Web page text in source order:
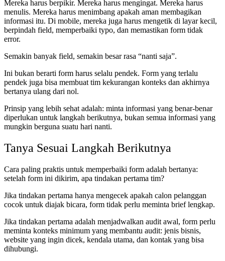
Mereka harus berpikir. Mereka harus mengingat. Mereka harus
menulis. Mereka harus menimbang apakah aman membagikan
informasi itu. Di mobile, mereka juga harus mengetik di layar kecil,
berpindah field, memperbaiki typo, dan memastikan form tidak
error.
Semakin banyak field, semakin besar rasa “nanti saja”.
Ini bukan berarti form harus selalu pendek. Form yang terlalu
pendek juga bisa membuat tim kekurangan konteks dan akhirnya
bertanya ulang dari nol.
Prinsip yang lebih sehat adalah: minta informasi yang benar-benar
diperlukan untuk langkah berikutnya, bukan semua informasi yang
mungkin berguna suatu hari nanti.
Tanya Sesuai Langkah Berikutnya
Cara paling praktis untuk memperbaiki form adalah bertanya:
setelah form ini dikirim, apa tindakan pertama tim?
Jika tindakan pertama hanya mengecek apakah calon pelanggan
cocok untuk diajak bicara, form tidak perlu meminta brief lengkap.
Jika tindakan pertama adalah menjadwalkan audit awal, form perlu
meminta konteks minimum yang membantu audit: jenis bisnis,
website yang ingin dicek, kendala utama, dan kontak yang bisa
dihubungi.